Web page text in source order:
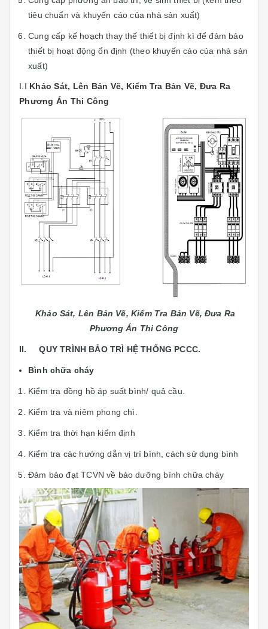
tiêu chuẩn và khuyến cáo của nhà sản xuất)
Cung cấp kế hoạch thay thế thiết bị định kì để đảm bảo
thiết bị hoạt động ổn định (theo khuyến cáo của nhà sản
xuất)
I.I Khảo Sát, Lên Bản Vẽ, Kiểm Tra Bản Vẽ, Đưa Ra
Phương Án Thi Công
Khảo Sát, Lên Bản Vẽ, Kiểm Tra Bản Vẽ, Đưa Ra
Phương Án Thi Công
II. QUY TRÌNH BẢO TRÌ HỆ THỐNG PCCC.
Bình chữa cháy
Kiểm tra đồng hồ áp suất bình/ quả cầu.
Kiểm tra và niêm phong chì.
Kiểm tra thời hạn kiểm định
Kiểm tra các hướng dẫn vị trí bình, cách sử dụng bình
Đảm bảo đạt TCVN về bảo dưỡng bình chữa cháy